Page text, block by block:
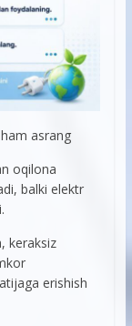
asrang
oqilona
balki elektr
keraksiz
erishish